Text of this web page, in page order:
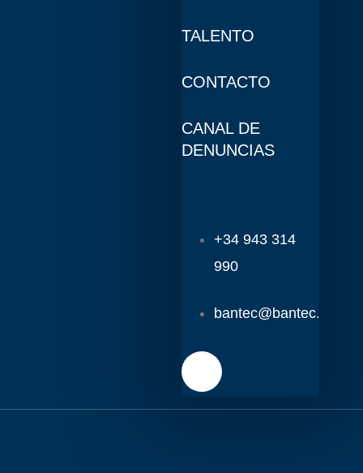
TALENTO
CONTACTO
CANAL DE
DENUNCIAS
+34 943 314
990
bantec@bantec.es